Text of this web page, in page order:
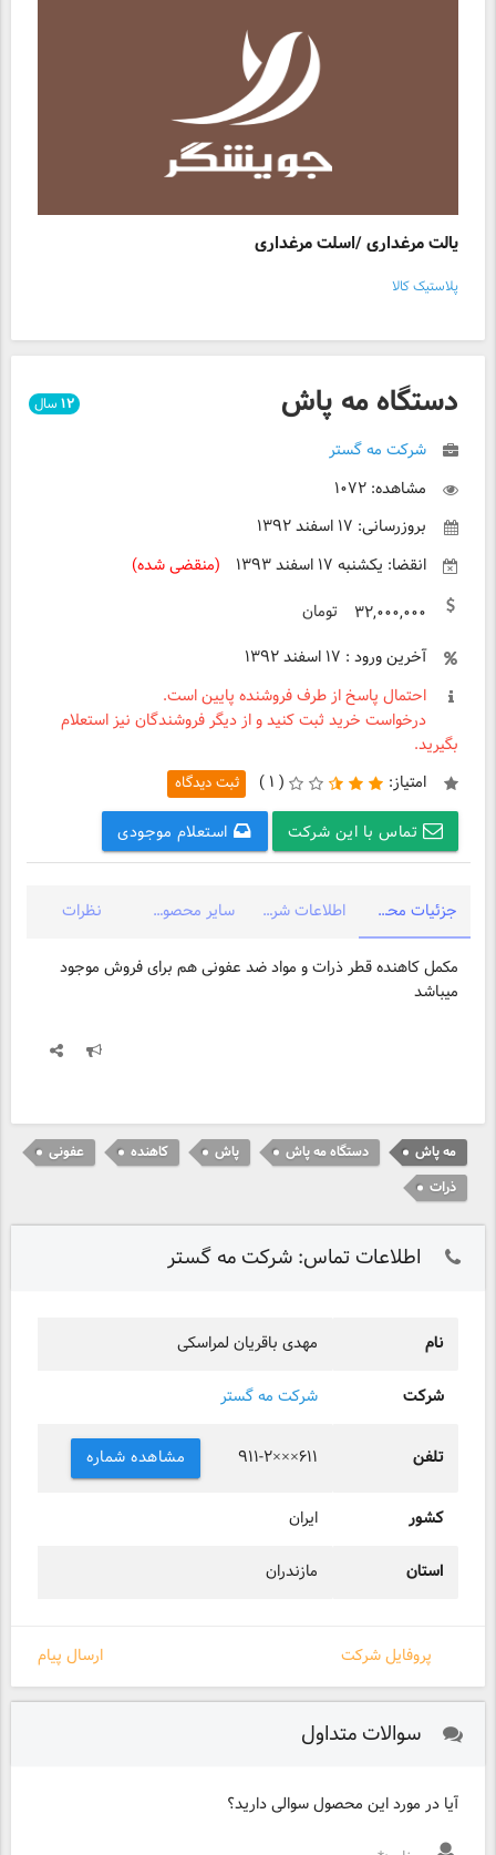
پالت مرغداری /اسلت مرغداری
پلاستیک کالا
دستگاه مه پاش
شرکت مه گستر
مشاهده: ۱۰۷۲
بروزرسانی: ۱۷ اسفند ۱۳۹۲
انقضا: یکشنبه ۱۷ اسفند ۱۳۹۳
(منقضی شده)
۳۲,۰۰۰,۰۰۰
تومان
آخرین ورود : ۱۷ اسفند ۱۳۹۲
احتمال پاسخ از طرف فروشنده پایین است.
درخواست خرید ثبت کنید و از دیگر فروشندگان نیز استعلام
بگیرید.
امتیاز:
( ۱ ) ثبت دیدگاه
تماس با این شرکت استعلام موجودی
۱۲ سال
جزئیات محصول اطلاعات شرکت سایر محصولات شرکت نظرات
مکمل کاهنده قطر ذرات و مواد ضد عفونی هم برای فروش موجود
میباشد
مه پاش دستگاه مه پاش پاش کاهنده
عفونی
ذرات
اطلاعات تماس: شرکت مه گستر
نام مهدی باقریان لمراسکی
شرکت شرکت مه گستر
تلفن ۹۱۱-۲×××۶۱۱ مشاهده شماره
کشور ایران
استان مازندران
ارسال پیام پروفایل شرکت
سوالات متداول
آیا در مورد این محصول سوالی دارید؟